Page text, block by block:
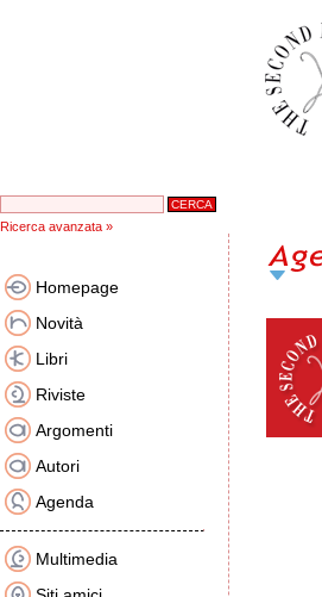
Ricerca avanzata »
Homepage
Novità
Libri
Riviste
Argomenti
Autori
Agenda
Multimedia